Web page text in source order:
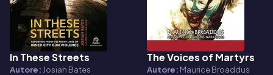
Audiolibro
In These Streets
Autore: Josiah Bates
Audiolibro
The Voices of Martyrs
Autore: Maurice Broaddus